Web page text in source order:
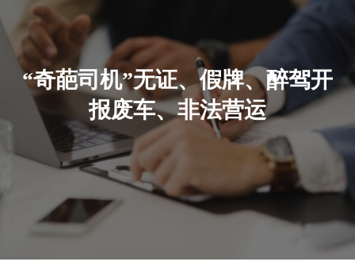
“奇葩司机”无证、假牌、醉驾开
报废车、非法营运